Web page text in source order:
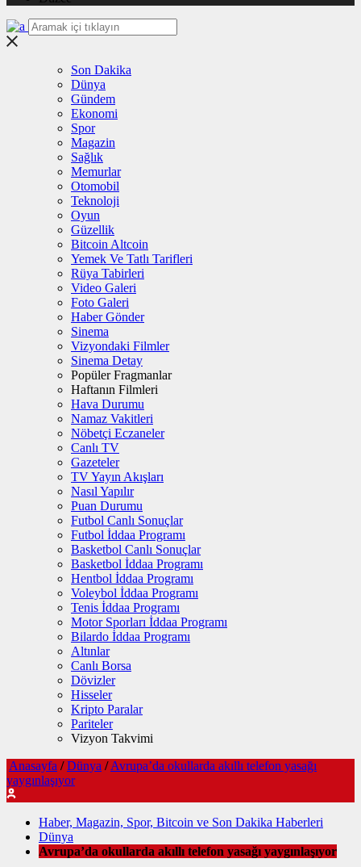
Son Dakika
Dünya
Gündem
Ekonomi
Spor
Magazin
Sağlık
Memurlar
Otomobil
Teknoloji
Oyun
Güzellik
Bitcoin Altcoin
Yemek Ve Tatlı Tarifleri
Rüya Tabirleri
Video Galeri
Foto Galeri
Haber Gönder
Sinema
Vizyondaki Filmler
Sinema Detay
Popüler Fragmanlar
Haftanın Filmleri
Hava Durumu
Namaz Vakitleri
Nöbetçi Eczaneler
Canlı TV
Gazeteler
TV Yayın Akışları
Nasıl Yapılır
Puan Durumu
Futbol Canlı Sonuçlar
Futbol İddaa Programı
Basketbol Canlı Sonuçlar
Basketbol İddaa Programı
Hentbol İddaa Programı
Voleybol İddaa Programı
Tenis İddaa Programı
Motor Sporları İddaa Programı
Bilardo İddaa Programı
Altınlar
Canlı Borsa
Dövizler
Hisseler
Kripto Paralar
Pariteler
Vizyon Takvimi
Anasayfa / Dünya / Avrupa’da okullarda akıllı telefon yasağı
yaygınlaşıyor
Haber, Magazin, Spor, Bitcoin ve Son Dakika Haberleri
Dünya
Avrupa’da okullarda akıllı telefon yasağı yaygınlaşıyor